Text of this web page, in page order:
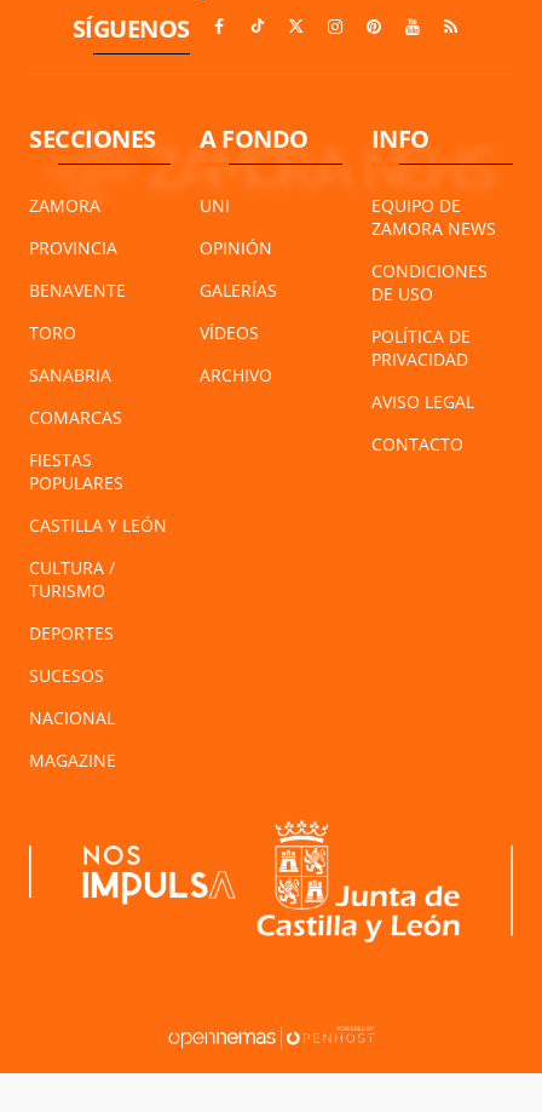
SÍGUENOS
SECCIONES
ZAMORA
PROVINCIA
BENAVENTE
TORO
SANABRIA
COMARCAS
FIESTAS
POPULARES
CASTILLA Y LEÓN
CULTURA /
TURISMO
DEPORTES
SUCESOS
NACIONAL
MAGAZINE
A FONDO
UNI
OPINIÓN
GALERÍAS
VÍDEOS
ARCHIVO
INFO
EQUIPO DE
ZAMORA NEWS
CONDICIONES
DE USO
POLÍTICA DE
PRIVACIDAD
AVISO LEGAL
CONTACTO